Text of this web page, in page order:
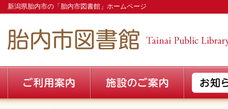
新潟県胎内市の「胎内市図書館」ホームページ